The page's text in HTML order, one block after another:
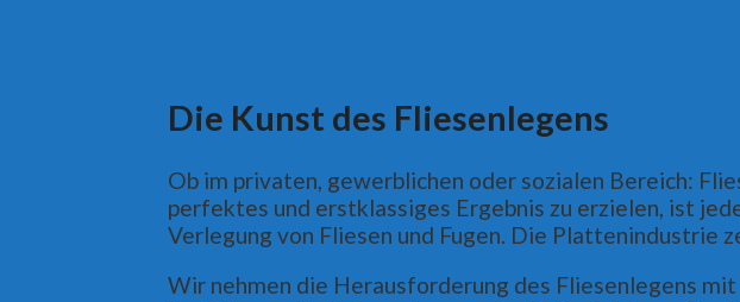
Die Kunst des Fliesenlegens
Ob im privaten, gewerblichen oder sozialen Bereich:
perfektes und erstklassiges Ergebnis zu erzielen, ist
Verlegung von Fliesen und Fugen. Die Plattenindustrie
Wir nehmen die Herausforderung des Fliesenlegens